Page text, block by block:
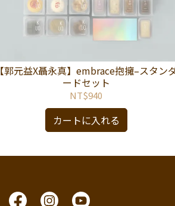
【郭元益X聶永真】embrace抱擁–スタン
ードセット
NT$940
カートに入れる